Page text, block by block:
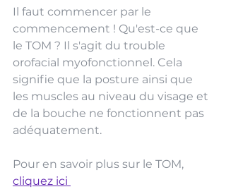
Il faut commencer par le
commencement ! Qu'est-ce que
le TOM ? Il s'agit du trouble
orofacial myofonctionnel. Cela
signifie que la posture ainsi que
les muscles au niveau du visage et
de la bouche ne fonctionnent pas
adéquatement.
Pour en savoir plus sur le TOM,
cliquez ici